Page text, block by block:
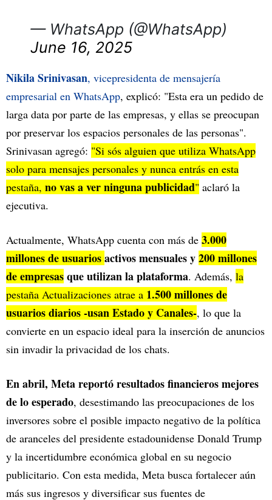
— WhatsApp (@WhatsApp)
June 16, 2025
Nikila Srinivasan, vicepresidenta de mensajería
empresarial en WhatsApp, explicó: "Esta era un pedido de
larga data por parte de las empresas, y ellas se preocupan
por preservar los espacios personales de las personas".
Srinivasan agregó: "Si sós alguien que utiliza WhatsApp
solo para mensajes personales y nunca entrás en esta
pestaña, no vas a ver ninguna publicidad" aclaró la
ejecutiva.
Actualmente, WhatsApp cuenta con más de 3.000
millones de usuariosactivos mensuales y200 millones
de empresasque utilizan la plataforma. Además, la
pestaña Actualizaciones atrae a 1.500 millones de
usuarios diarios -usan Estado y Canales-, lo que la
convierte en un espacio ideal para la inserción de anuncios
sin invadir la privacidad de los chats.
En abril, Meta reportó resultados financieros mejores
de lo esperado, desestimando las preocupaciones de los
inversores sobre el posible impacto negativo de la política
de aranceles del presidente estadounidense Donald Trump
y la incertidumbre económica global en su negocio
publicitario. Con esta medida, Meta busca fortalecer aún
más sus ingresos y diversificar sus fuentes de